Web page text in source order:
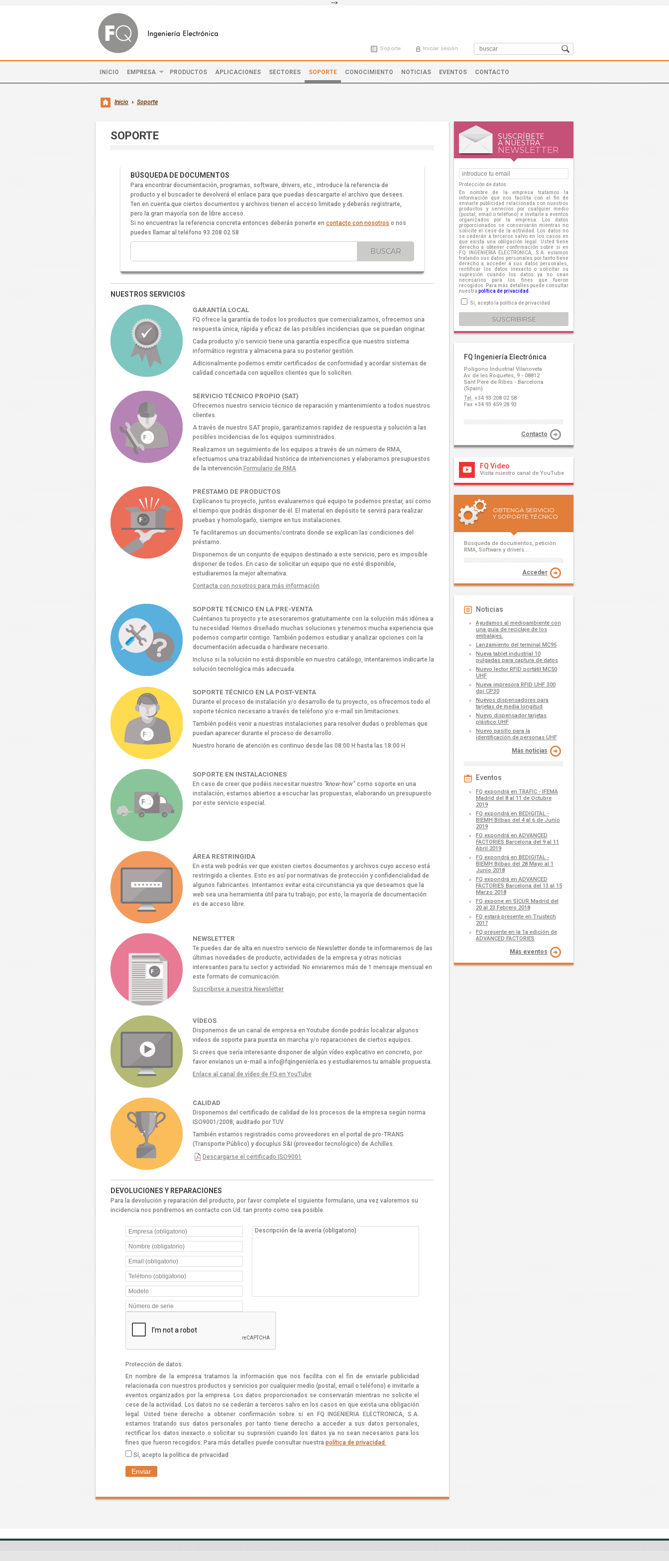
-->
Soporte Iniciar sesión
INICIO EMPRESA PRODUCTOS APLICACIONES SECTORES SOPORTE CONOCIMIENTO NOTICIAS EVENTOS CONTACTO
Inicio › Soporte
SOPORTE
BÚSQUEDA DE DOCUMENTOS
Para encontrar documentación, programas, software, drivers, etc., introduce la referencia de
producto y el buscador te devolverá el enlace para que puedas descargarte el archivo que desees.
Ten en cuenta que ciertos documentos y archivos tienen el acceso limitado y deberás registrarte,
pero la gran mayoría son de libre acceso.
Si no encuentras la referencia concreta entonces deberás ponerte en contacto con nosotros o nos
puedes llamar al teléfono 93 208 02 58
NUESTROS SERVICIOS
GARANTÍA LOCAL
FQ ofrece la garantía de todos los productos que comercializamos, ofrecemos una
respuesta única, rápida y eficaz de las posibles incidencias que se puedan originar.
Cada producto y/o servicio tiene una garantía específica que nuestro sistema
informático registra y almacena para su posterior gestión.
Adicionalmente podemos emitir certificados de conformidad y acordar sistemas de
calidad concertada con aquellos clientes que lo soliciten.
SERVICIO TÉCNICO PROPIO (SAT)
Ofrecemos nuestro servicio técnico de reparación y mantenimiento a todos nuestros
clientes.
A través de nuestro SAT propio, garantizamos rapidez de respuesta y solución a las
posibles incidencias de los equipos suministrados.
Realizamos un seguimiento de los equipos a través de un número de RMA,
efectuamos una trazabilidad histórica de intervenciones y elaboramos presupuestos
de la intervención. Formulario de RMA
PRÉSTAMO DE PRODUCTOS
Explícanos tu proyecto, juntos evaluaremos qué equipo te podemos prestar, así como
el tiempo que podrás disponer de él. El material en depósito te servirá para realizar
pruebas y homologarlo, siempre en tus instalaciones.
Te facilitaremos un documento/contrato donde se explican las condiciones del
préstamo.
Disponemos de un conjunto de equipos destinado a este servicio, pero es imposible
disponer de todos. En caso de solicitar un equipo que no esté disponible,
estudiaremos la mejor alternativa.
Contacta con nosotros para más información
SOPORTE TÉCNICO EN LA PRE-VENTA
Cuéntanos tu proyecto y te asesoraremos gratuitamente con la solución más idónea a
tu necesidad. Hemos diseñado muchas soluciones y tenemos mucha experiencia que
podemos compartir contigo. También podemos estudiar y analizar opciones con la
documentación adecuada o hardware necesario.
Incluso si la solución no está disponible en nuestro catálogo, intentaremos indicarte la
solución tecnológica más adecuada.
SOPORTE TÉCNICO EN LA POST-VENTA
Durante el proceso de instalación y/o desarrollo de tu proyecto, os ofrecemos todo el
soporte técnico necesario a través de teléfono y/o e-mail sin limitaciones.
También podéis venir a nuestras instalaciones para resolver dudas o problemas que
puedan aparecer durante el proceso de desarrollo.
Nuestro horario de atención es continuo desde las 08:00 H hasta las 18:00 H
SOPORTE EN INSTALACIONES
En caso de creer que podéis necesitar nuestro “know-how” como soporte en una
instalación, estamos abiertos a escuchar las propuestas, elaborando un presupuesto
por este servicio especial.
ÁREA RESTRINGIDA
En esta web podrás ver que existen ciertos documentos y archivos cuyo acceso está
restringido a clientes. Esto es así por normativas de protección y confidencialidad de
algunos fabricantes. Intentamos evitar esta circunstancia ya que deseamos que la
web sea una herramienta útil para tu trabajo, por esto, la mayoría de documentación
es de acceso libre.
NEWSLETTER
Te puedes dar de alta en nuestro servicio de Newsletter donde te informaremos de las
últimas novedades de producto, actividades de la empresa y otras noticias
interesantes para tu sector y actividad. No enviaremos más de 1 mensaje mensual en
este formato de comunicación.
Suscribirse a nuestra Newsletter
VÍDEOS
Disponemos de un canal de empresa en Youtube donde podrás localizar algunos
videos de soporte para puesta en marcha y/o reparaciones de ciertos equipos.
Si crees que sería interesante disponer de algún vídeo explicativo en concreto, por
favor envíanos un e-mail a info@fqingeniería.es y estudiaremos tu amable propuesta.
Enlace al canal de vídeo de FQ en YouTube
CALIDAD
Disponemos del certificado de calidad de los procesos de la empresa según norma
ISO9001/2008, auditado por TUV.
También estamos registrados como proveedores en el portal de pro-TRANS
(Transporte Público) y docuplus S&I (proveedor tecnológico) de Achilles.
Descargarse el certificado ISO9001
DEVOLUCIONES Y REPARACIONES
Para la devolución y reparación del producto, por favor complete el siguiente formulario, una vez valoremos su
incidencia nos pondremos en contacto con Ud. tan pronto como sea posible.
Protección de datos:
En nombre de la empresa tratamos la información que nos facilita con el fin de enviarle publicidad
relacionada con nuestros productos y servicios por cualquier medio (postal, email o teléfono) e invitarle a
eventos organizados por la empresa. Los datos proporcionados se conservarán mientras no solicite el
cese de la actividad. Los datos no se cederán a terceros salvo en los casos en que exista una obligación
legal. Usted tiene derecho a obtener confirmación sobre si en FQ INGENIERIA ELECTRONICA, S.A.
estamos tratando sus datos personales por tanto tiene derecho a acceder a sus datos personales,
rectificar los datos inexacto o solicitar su supresión cuando los datos ya no sean necesarios para los
fines que fueron recogidos. Para más detalles puede consultar nuestra política de privacidad.
Sí, acepto la política de privacidad
SUSCRÍBETE
A NUESTRA
NEWSLETTER
Protección de datos:
En nombre de la empresa tratamos la
información que nos facilita con el fin de
enviarle publicidad relacionada con nuestros
productos y servicios por cualquier medio
(postal, email o teléfono) e invitarle a eventos
organizados por la empresa. Los datos
proporcionados se conservarán mientras no
solicite el cese de la actividad. Los datos no
se cederán a terceros salvo en los casos en
que exista una obligación legal. Usted tiene
derecho a obtener confirmación sobre si en
FQ INGENIERIA ELECTRONICA, S.A. estamos
tratando sus datos personales por tanto tiene
derecho a acceder a sus datos personales,
rectificar los datos inexacto o solicitar su
supresión cuando los datos ya no sean
necesarios para los fines que fueron
recogidos. Para más detalles puede consultar
nuestra política de privacidad.
Sí, acepto la política de privacidad
FQ Ingeniería Electrónica
Polígono Industrial Vilanoveta
Av. de les Roquetes, 9 - 08812
Sant Pere de Ribes - Barcelona
(Spain)
Tel. +34 93 208 02 58
Fax +34 93 459 28 93
Contacto
FQ Video
Visita nuestro canal de YouTube
OBTENGA SERVICIO
Y SOPORTE TÉCNICO
Búsqueda de documentos, petición
RMA, Software y drivers...
Acceder
Noticias
Ayudamos al medioambiente con
una guia de reciclaje de los
embalajes.
Lanzamiento del terminal MC95
Nueva tablet industrial 10
pulgadas para captura de datos
Nuevo lector RFID portátil MC50
UHF
Nueva impresora RFID UHF 300
dpi CP30
Nuevos dispensadores para
tarjetas de media longitud
Nuevo dispensador tarjetas
plástico UHF
Nuevo pasillo para la
identificación de personas UHF
Más noticias
Eventos
FQ expondrá en TRAFIC - IFEMA
Madrid del 8 al 11 de Octubre
2019
FQ expondrá en BEDIGITAL -
BIEMH Bilbao del 4 al 6 de Junio
2019
FQ expondrá en ADVANCED
FACTORIES Barcelona del 9 al 11
Abril 2019
FQ expondrá en BEDIGITAL -
BIEMH Bilbao del 28 Mayo al 1
Junio 2018
FQ expondrá en ADVANCED
FACTORIES Barcelona del 13 al 15
Marzo 2018
FQ expone en SICUR Madrid del
20 al 23 Febrero 2018
FQ estará presente en Trustech
2017
FQ presente en la 1a edición de
ADVANCED FACTORIES
Más eventos